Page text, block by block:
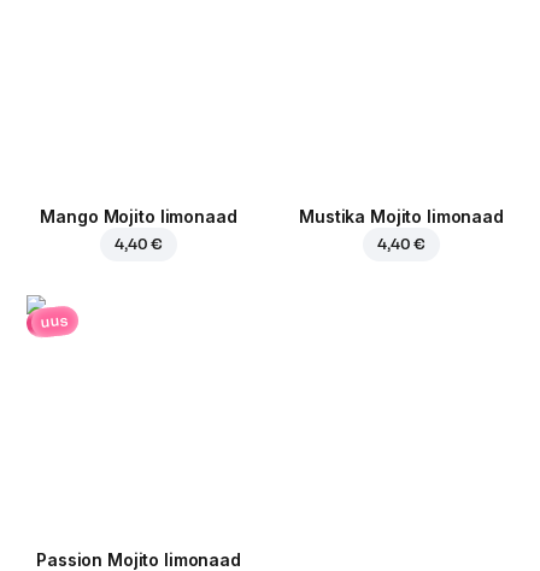
Mango Mojito limonaad
4,40 €
Mustika Mojito limonaad
4,40 €
uus
Passion Mojito limonaad